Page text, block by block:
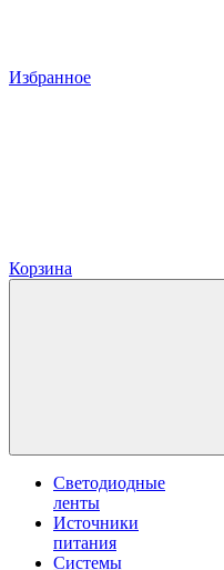
Избранное
Корзина
Светодиодные
ленты
Источники
питания
Системы